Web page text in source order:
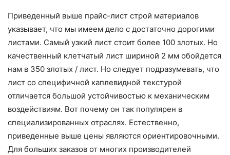
Приведенный выше прайс-лист строй материалов
указывает, что мы имеем дело с достаточно дорогими
листами. Самый узкий лист стоит более 100 злотых. Но
качественный клетчатый лист шириной 2 мм обойдется
нам в 350 злотых / лист. Но следует подразумевать, что
лист со специфичной каплевидной текстурой
отличается большой устойчивостью к механическим
воздействиям. Вот почему он так популярен в
специализированных отраслях. Естественно,
приведенные выше цены являются ориентировочными.
Для больших заказов от многих производителей